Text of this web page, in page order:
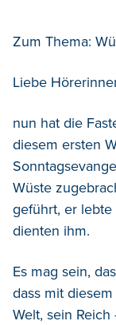
Zum Thema:
Liebe
nun hat die
diesem ersten
Wüste
geführt, er
dienten ihm.
Es mag sein,
dass mit
Welt, sein